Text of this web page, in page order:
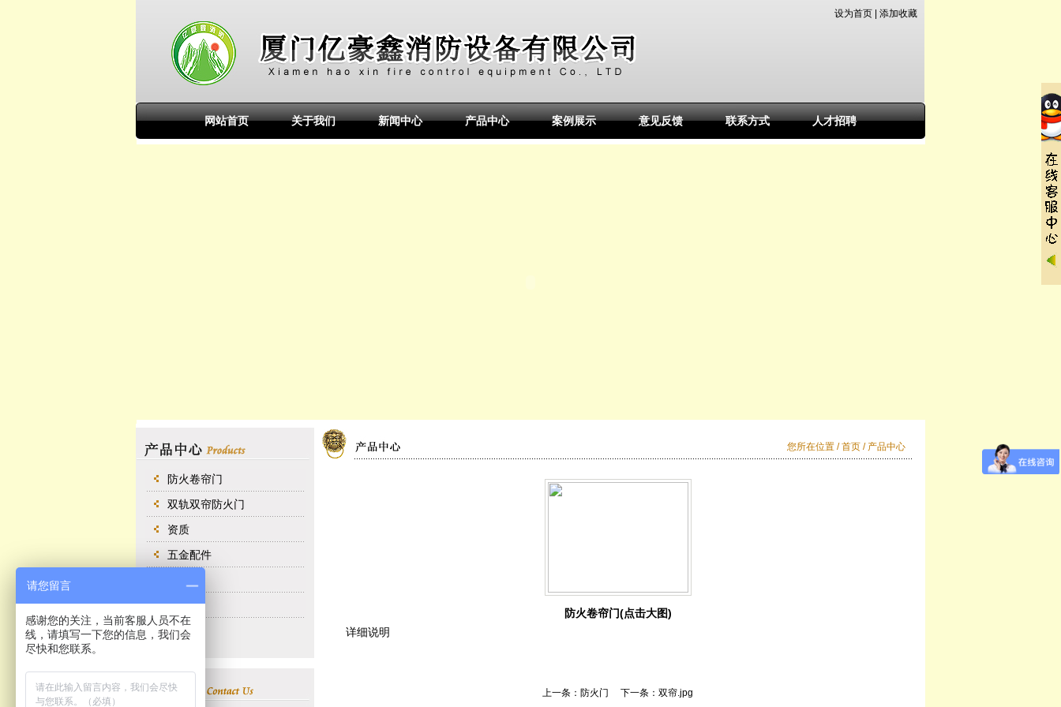
设为首页 添加收藏
网站首页 关于我们 新闻中心 产品中心 案例展示 意见反馈 联系方式 人才招聘
防火卷帘门
双轨双帘防火门
资质
五金配件
类别三
您所在位置 /首页 / 产品中心
防火卷帘门(点击大图)
详细说明
上一条： 防火门 下一条： 双帘.jpg
请您留言
感谢您的关注，当前客服人员不在
线，请填写一下您的信息，我们会
尽快和您联系。